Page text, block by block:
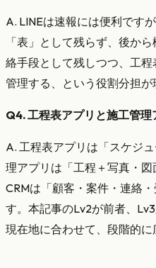
A. LINEは速報には便利です
「表」として残らず、後か
絡手段として残しつつ、工
管理する、という役割分担が
Q4. 工程表アプリと施工管理
A. 工程表アプリは「スケジ
理アプリは「工程＋写真・図
CRMは「顧客・案件・連絡
す。本記事のLv2が前者、
現在地に合わせて、段階的に